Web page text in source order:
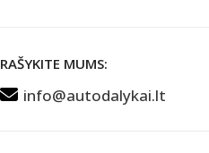
RAŠYKITE MUMS:
info@autodalykai.lt